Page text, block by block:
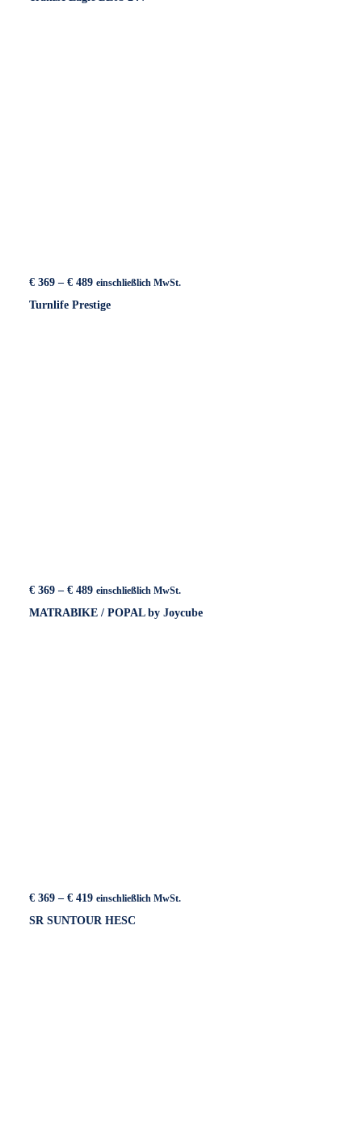
€ 369 – € 489Preisspanne:
bis
einschließlich MwSt.
Turnlife Prestige
€ 369 – € 489Preisspanne:
bis
einschließlich MwSt.
MATRABIKE / POPAL by Joycube
€ 369 – € 419Preisspanne:
bis
einschließlich MwSt.
SR SUNTOUR HESC